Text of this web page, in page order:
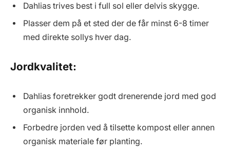
Dahlias trives best i full sol eller delvis skygge.
Plasser dem på et sted der de får minst 6-8 timer
med direkte sollys hver dag.
Jordkvalitet:
Dahlias foretrekker godt drenerende jord med god
organisk innhold.
Forbedre jorden ved å tilsette kompost eller annen
organisk materiale før planting.